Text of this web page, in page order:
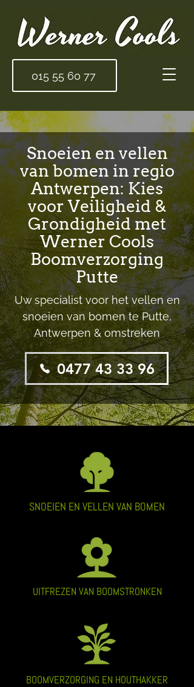
015 55 60 77
Snoeien en vellen
van bomen in regio
Antwerpen: Kies
voor Veiligheid &
Grondigheid met
Werner Cools
Boomverzorging
Putte
Uw specialist voor het vellen en
snoeien van bomen te Putte,
Antwerpen & omstreken
0477 43 33 96
SNOEIEN EN VELLEN VAN BOMEN
UITFREZEN VAN BOOMSTRONKEN
BOOMVERZORGING EN HOUTHAKKER